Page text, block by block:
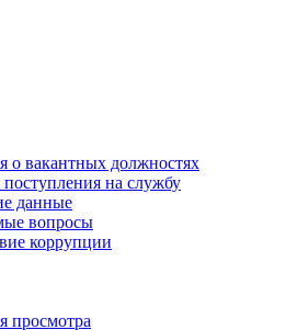
о вакантных должностях
на службу
данные
вопросы
коррупции
просмотра